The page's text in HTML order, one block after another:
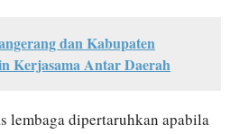
dan Kabupaten
Kerjasama Antar Daerah
dipertaruhkan apabila